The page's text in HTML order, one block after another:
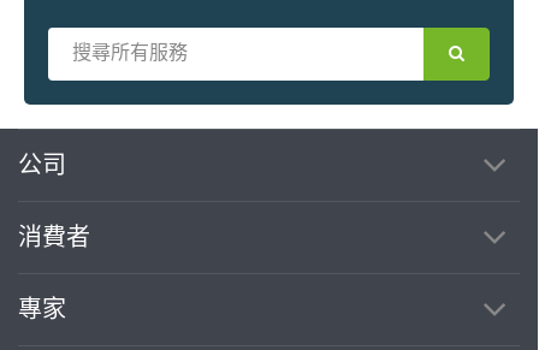
公司
消費者
專家